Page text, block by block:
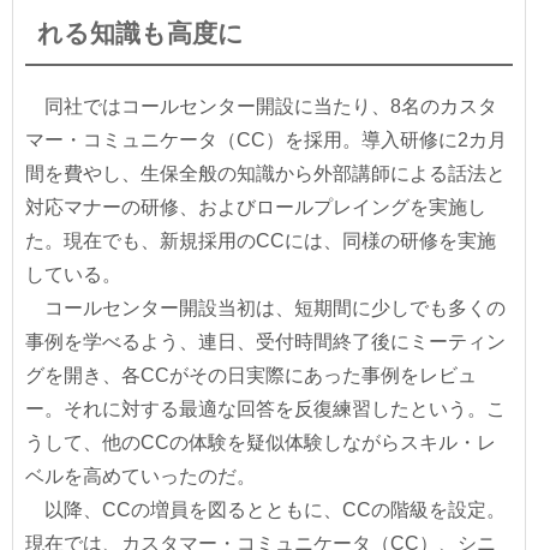
れる知識も高度に
同社ではコールセンター開設に当たり、8名のカスタ
マー・コミュニケータ（CC）を採用。導入研修に2カ月
間を費やし、生保全般の知識から外部講師による話法と
対応マナーの研修、およびロールプレイングを実施し
た。現在でも、新規採用のCCには、同様の研修を実施
している。
コールセンター開設当初は、短期間に少しでも多くの
事例を学べるよう、連日、受付時間終了後にミーティン
グを開き、各CCがその日実際にあった事例をレビュ
ー。それに対する最適な回答を反復練習したという。こ
うして、他のCCの体験を疑似体験しながらスキル・レ
ベルを高めていったのだ。
以降、CCの増員を図るとともに、CCの階級を設定。
現在では、カスタマー・コミュニケータ（CC）、シニ